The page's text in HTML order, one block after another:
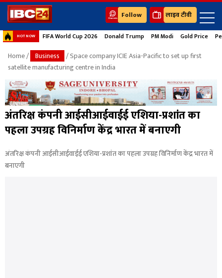
Follow लाइव टीवी
HOT NOW FIFA World Cup 2026 Donald Trump PM Modi Gold Price
Home/ Business
/ Space company ICIE Asia-Pacific to set up first
satellite manufacturing centre in India
अंतरिक्ष कंपनी आईसीआईवाईई एशिया-प्रशांत का
पहला उपग्रह विनिर्माण केंद्र भारत में बनाएगी
अंतरिक्ष कंपनी आईसीआईवाईई एशिया-प्रशांत का पहला उपग्रह विनिर्माण केंद्र भारत में
बनाएगी